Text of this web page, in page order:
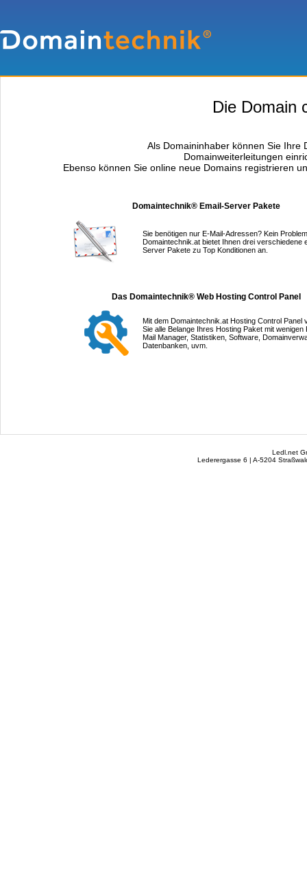
Die Domain
Als Domaininhaber können Sie Ihre
Domainweiterleitungen
Ebenso können Sie online neue Domains registrieren
Domaintechnik® Email-Server Pakete
Sie benötigen nur E-Mail-Adressen? Kein
Domaintechnik.at bietet Ihnen drei verschiedene
Server Pakete zu Top Konditionen an.
Das Domaintechnik® Web Hosting Control Panel
Mit dem Domaintechnik.at Hosting Control Panel
Sie alle Belange Ihres Hosting Paket mit wenigen
Mail Manager, Statistiken, Software,
Datenbanken, uvm.
Ledl.net
Lederergasse 6 | A-5204